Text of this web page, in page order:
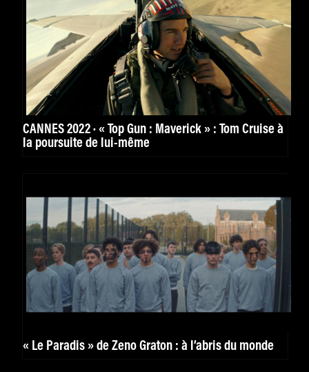
CANNES 2022 · « Top Gun : Maverick » : Tom Cruise à
la poursuite de lui-même
« Le Paradis » de Zeno Graton : à l’abris du monde